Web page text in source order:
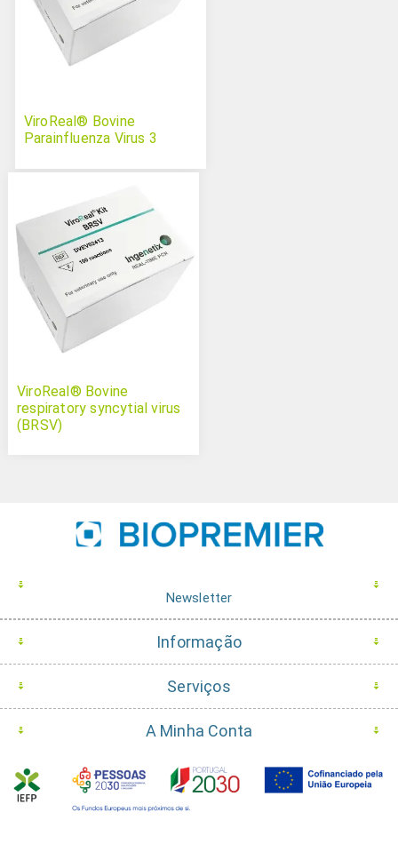
ViroReal® Bovine
Parainfluenza Virus 3
ViroReal® Bovine
respiratory syncytial virus
(BRSV)
Newsletter
Informação
Serviços
A Minha Conta